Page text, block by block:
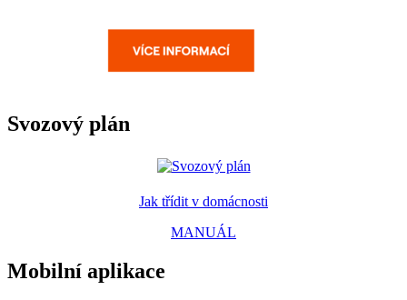
Svozový plán
Jak třídit v domácnosti
MANUÁL
Mobilní aplikace